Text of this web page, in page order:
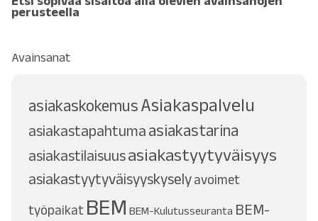
perusteella
Avainsanat
asiakaskokemusAsiakaspalvelu
asiakastapahtuma asiakastarina
asiakastilaisuusasiakastyytyväisyys
asiakastyytyväisyyskyselyavoimet
työpaikat BEM BEM-Kulutusseuranta BEM-